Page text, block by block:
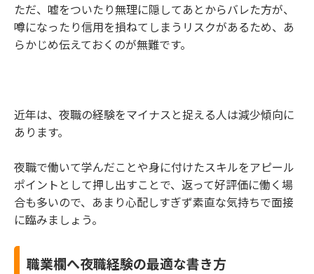
ただ、嘘をついたり無理に隠してあとからバレた方が、
噂になったり信用を損ねてしまうリスクがあるため、あ
らかじめ伝えておくのが無難です。
近年は、夜職の経験をマイナスと捉える人は減少傾向に
あります。
夜職で働いて学んだことや身に付けたスキルをアピール
ポイントとして押し出すことで、返って好評価に働く場
合も多いので、あまり心配しすぎず素直な気持ちで面接
に臨みましょう。
職業欄へ夜職経験の最適な書き方